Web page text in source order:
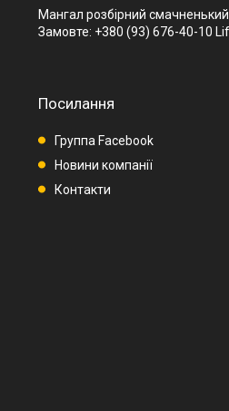
Мангал розбірний
Замовте: +380 (93) 676-40-10
Посилання
Группа Facebook
Новини компанії
Контакти